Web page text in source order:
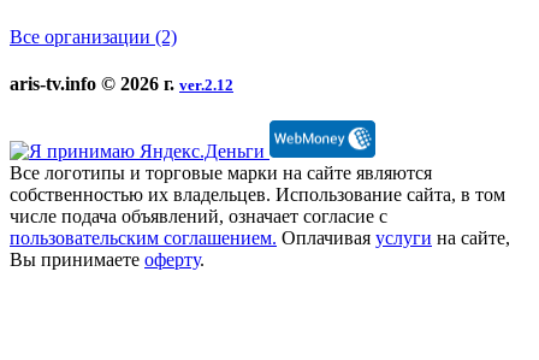
Все организации (2)
aris-tv.info © 2026 г. ver.2.12
Все логотипы и торговые марки на сайте являются
собственностью их владельцев. Использование сайта, в том
числе подача объявлений, означает согласие с
пользовательским соглашением. Оплачивая услуги на сайте,
Вы принимаете оферту.